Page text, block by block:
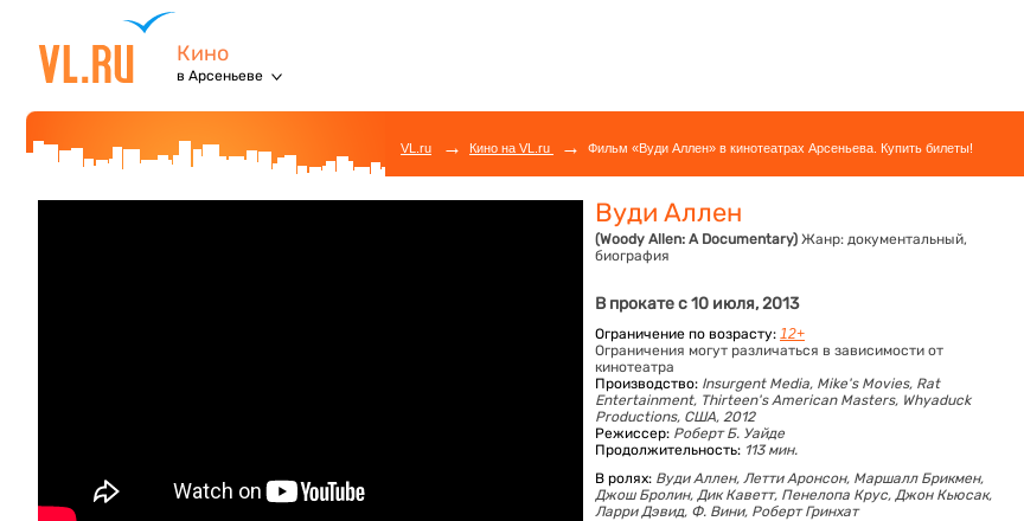
Кино
в Арсеньеве
VL.ru → Кино на VL.ru → Фильм «Вуди Аллен» в кинотеатрах Арсеньева. Купить билеты!
Вуди Аллен
(Woody Allen: A Documentary) Жанр: документальный,
биография
В прокате с 10 июля, 2013
Ограничение по возрасту: 12+
Ограничения могут различаться в зависимости от
кинотеатра
Производство: Insurgent Media, Mike's Movies, Rat
Entertainment, Thirteen's American Masters, Whyaduck
Productions, США, 2012
Режиссер: Роберт Б. Уайде
Продолжительность: 113 мин.
В ролях: Вуди Аллен, Летти Аронсон, Маршалл Брикмен,
Джош Бролин, Дик Каветт, Пенелопа Крус, Джон Кьюсак,
Ларри Дэвид, Ф. Вини, Роберт Гринхат